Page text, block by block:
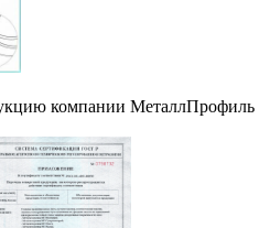
компании МеталлПрофиль